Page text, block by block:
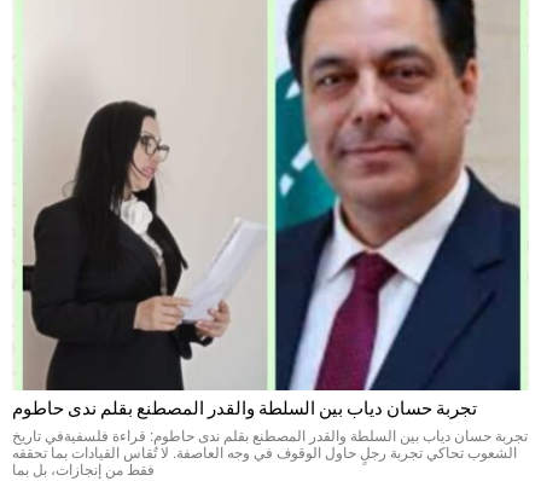
تجربة حسان دياب بين السلطة والقدر المصطنع بقلم ندى حاطوم
تجربة حسان دياب بين السلطة والقدر المصطنع بقلم ندى حاطوم: قراءة فلسفيةفي تاريخ
الشعوب تحاكي تجربة رجلٍ حاول الوقوف في وجه العاصفة. لا تُقاس القيادات بما تحققه
فقط من إنجازات، بل بما